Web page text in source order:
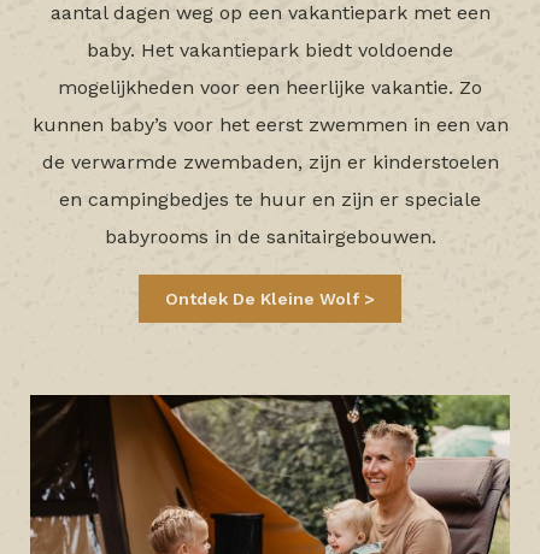
aantal dagen weg op een vakantiepark met een
baby. Het vakantiepark biedt voldoende
mogelijkheden voor een heerlijke vakantie. Zo
kunnen baby’s voor het eerst zwemmen in een van
de verwarmde zwembaden, zijn er kinderstoelen
en campingbedjes te huur en zijn er speciale
babyrooms in de sanitairgebouwen.
Ontdek De Kleine Wolf